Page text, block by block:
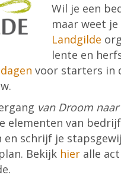
Wil je een
maar weet
Landgilde
lente en
voor starters in
van Droom
elementen van
en schrijf je
Bekijk hier alle